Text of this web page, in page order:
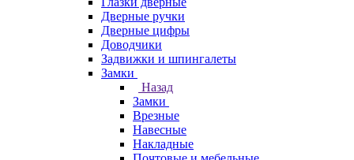
Дверные ручки
Дверные цифры
Доводчики
Задвижки и шпингалеты
Замки
Назад
Замки
Врезные
Навесные
Накладные